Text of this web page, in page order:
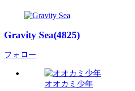
Gravity Sea(4825)
フォロー
オオカミ少年